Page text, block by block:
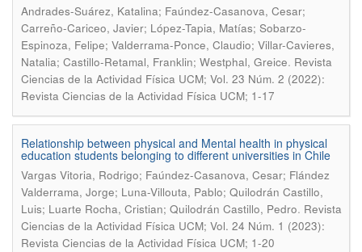
Andrades-Suárez, Katalina; Faúndez-Casanova, Cesar;
Carreño-Cariceo, Javier; López-Tapia, Matías; Sobarzo-
Espinoza, Felipe; Valderrama-Ponce, Claudio; Villar-Cavieres,
Natalia; Castillo-Retamal, Franklin; Westphal, Greice. Revista
Ciencias de la Actividad Física UCM; Vol. 23 Núm. 2 (2022):
Revista Ciencias de la Actividad Física UCM; 1-17
Relationship between physical and Mental health in physical
education students belonging to different universities in Chile
Vargas Vitoria, Rodrigo; Faúndez-Casanova, Cesar; Flández
Valderrama, Jorge; Luna-Villouta, Pablo; Quilodrán Castillo,
Luis; Luarte Rocha, Cristian; Quilodrán Castillo, Pedro. Revista
Ciencias de la Actividad Física UCM; Vol. 24 Núm. 1 (2023):
Revista Ciencias de la Actividad Física UCM; 1-20